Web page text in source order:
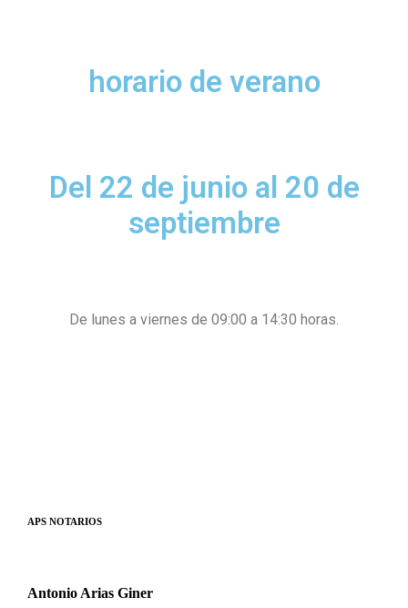
horario de verano
Del 22 de junio al 20 de
septiembre
De lunes a viernes de 09:00 a 14:30 horas.
APS NOTARIOS
Antonio Arias Giner